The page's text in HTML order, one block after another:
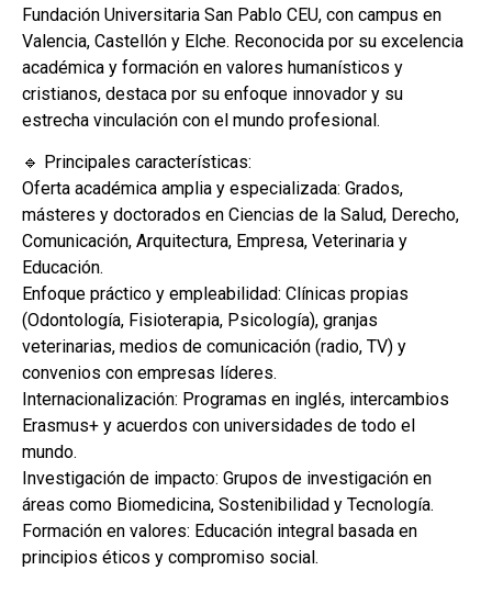
Fundación Universitaria San Pablo CEU, con campus en
Valencia, Castellón y Elche. Reconocida por su excelencia
académica y formación en valores humanísticos y
cristianos, destaca por su enfoque innovador y su
estrecha vinculación con el mundo profesional.
🔹 Principales características:
Oferta académica amplia y especializada: Grados,
másteres y doctorados en Ciencias de la Salud, Derecho,
Comunicación, Arquitectura, Empresa, Veterinaria y
Educación.
Enfoque práctico y empleabilidad: Clínicas propias
(Odontología, Fisioterapia, Psicología), granjas
veterinarias, medios de comunicación (radio, TV) y
convenios con empresas líderes.
Internacionalización: Programas en inglés, intercambios
Erasmus+ y acuerdos con universidades de todo el
mundo.
Investigación de impacto: Grupos de investigación en
áreas como Biomedicina, Sostenibilidad y Tecnología.
Formación en valores: Educación integral basada en
principios éticos y compromiso social.